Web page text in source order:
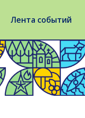
Лента событий